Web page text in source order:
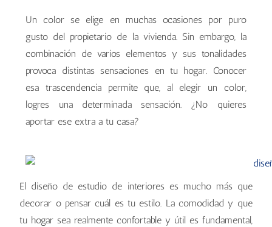
Un color se elige en muchas ocasiones por puro
gusto del propietario de la vivienda. Sin embargo, la
combinación de varios elementos y sus tonalidades
provoca distintas sensaciones en tu hogar. Conocer
esa trascendencia permite que, al elegir un color,
logres una determinada sensación. ¿No quieres
aportar ese extra a tu casa?
El diseño de estudio de interiores es mucho más que
decorar o pensar cuál es tu estilo. La comodidad y que
tu hogar sea realmente confortable y útil es fundamental,